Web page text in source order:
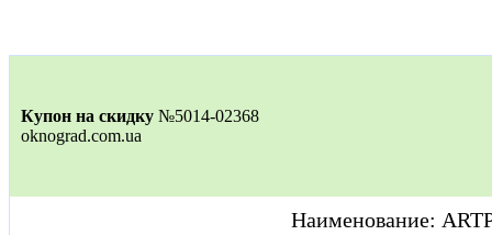
Купон на скидку №5014-02368
oknograd.com.ua
Наименование: